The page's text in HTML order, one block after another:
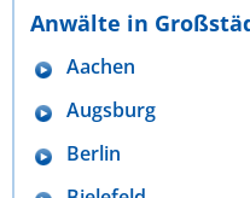
Anwälte in
Aachen
Augsburg
Berlin